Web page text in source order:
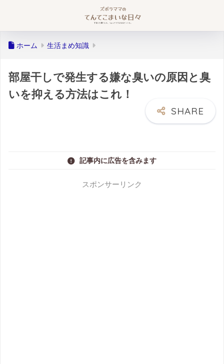
ホーム 生活まめ知識
部屋干しで発生する嫌な臭いの原因と臭
いを抑える方法はこれ！
記事内に広告を含みます
スポンサーリンク